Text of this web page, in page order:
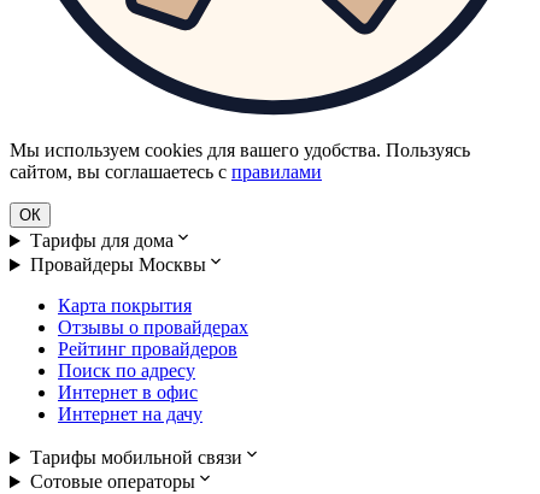
Мы используем cookies для вашего удобства. Пользуясь
сайтом, вы соглашаетесь с правилами
ОК
Тарифы для дома
Провайдеры Москвы
Карта покрытия
Отзывы о провайдерах
Рейтинг провайдеров
Поиск по адресу
Интернет в офис
Интернет на дачу
Тарифы мобильной связи
Сотовые операторы